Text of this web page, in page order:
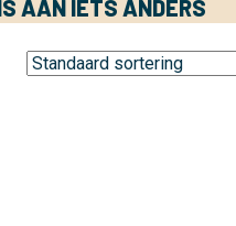
AAN IETS ANDERS